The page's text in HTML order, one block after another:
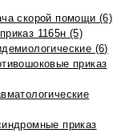
скорой помощи (6)
1165н (5)
(6)
приказ
приказ